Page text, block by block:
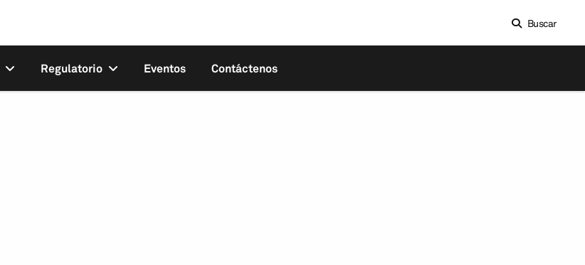
Buscar
Regulatorio Eventos Contáctenos